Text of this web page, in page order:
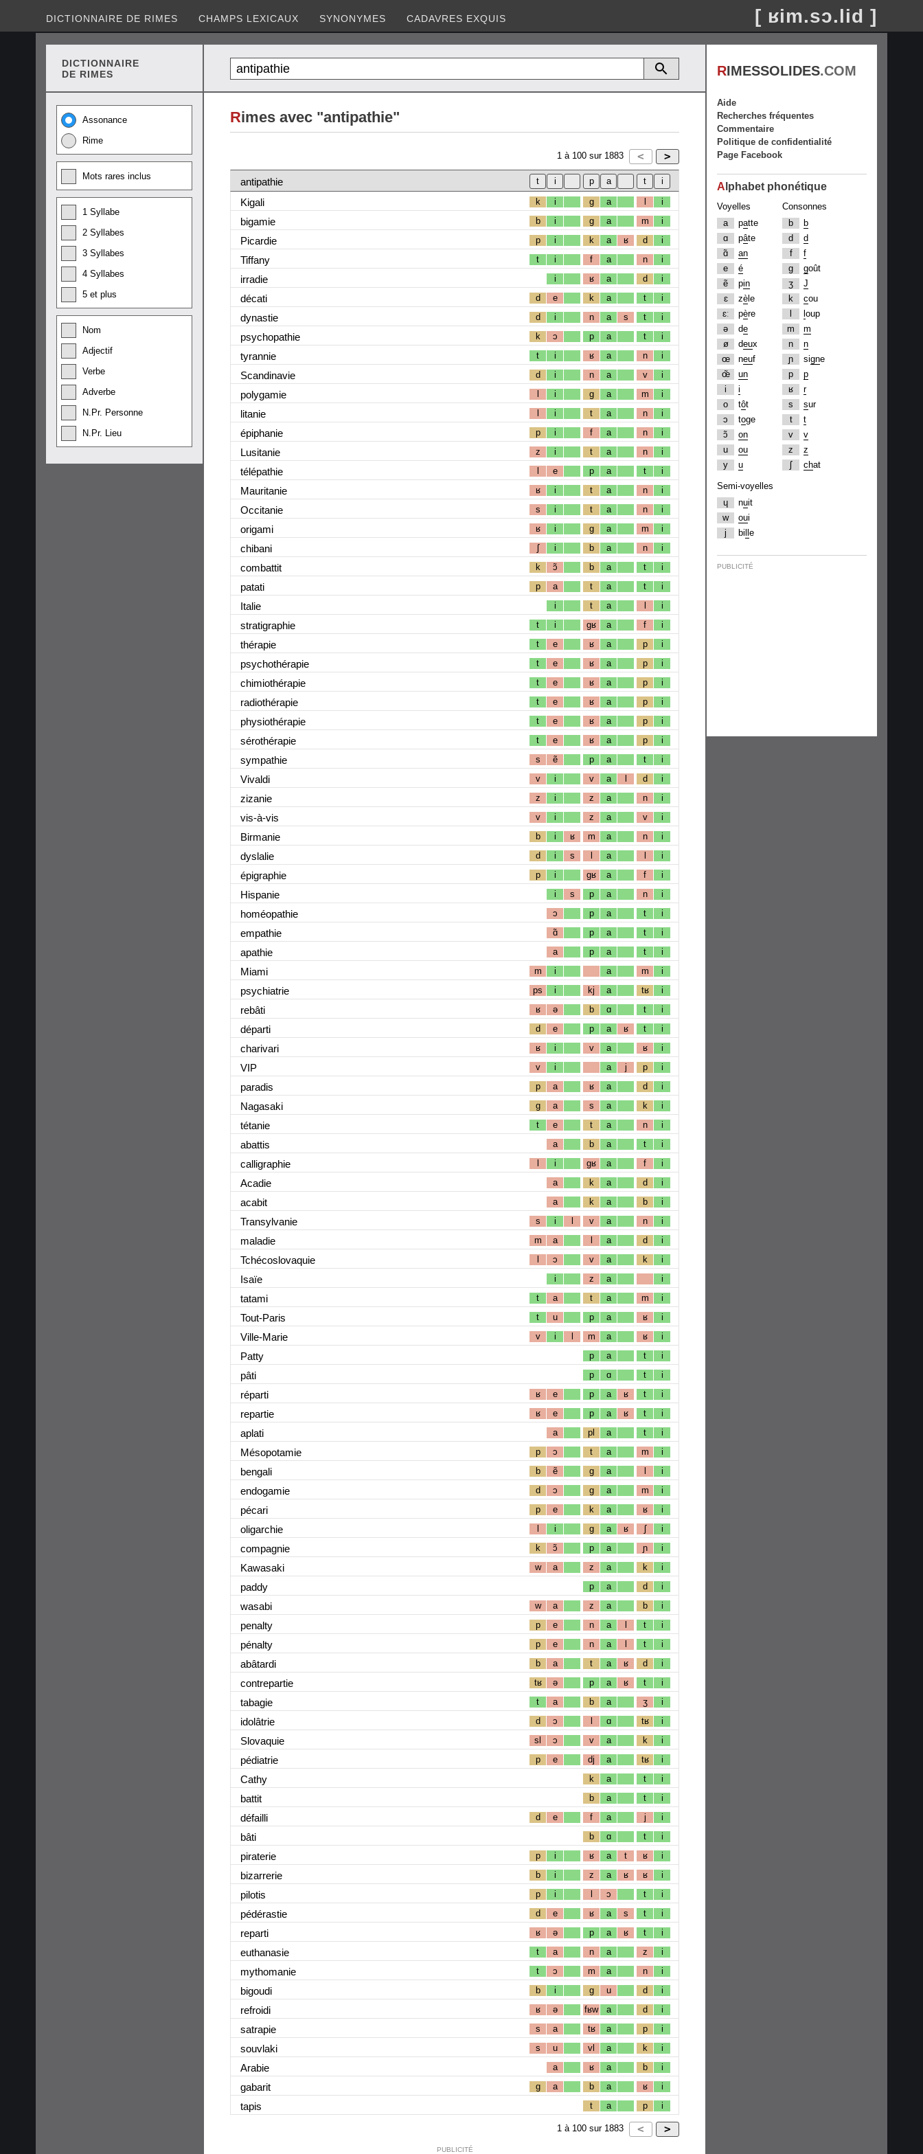
DICTIONNAIRE DE RIMES CHAMPS LEXICAUX SYNONYMES CADAVRES EXQUIS [ ʁim.sɔ.lid ]
DICTIONNAIRE
DE RIMES
Assonance
Rime
Mots rares inclus
1 Syllabe
2 Syllabes
3 Syllabes
4 Syllabes
5 et plus
Nom
Adjectif
Verbe
Adverbe
N.Pr. Personne
N.Pr. Lieu
Rimes avec "antipathie"
1 à 100 sur 1883
antipathie
Kigali
k i g a l i
bigamie b i g a m i
Picardie p i k a ʁ d i
Tiffany t i f a n i
irradie i ʁ a d i
décati d e k a t i
dynastie d i n a s t i
psychopathie k ɔ p a t i
tyrannie t i ʁ a n i
Scandinavie d i n a v i
polygamie l i g a m i
litanie l i t a n i
épiphanie p i f a n i
Lusitanie z i t a n i
télépathie l e p a t i
Mauritanie ʁ i t a n i
Occitanie s i t a n i
origami ʁ i g a m i
chibani ʃ i b a n i
combattit k ɔ̃ b a t i
patati p a t a t i
Italie i t a l i
stratigraphie t i gʁ a f i
thérapie t e ʁ a p i
psychothérapie t e ʁ a p i
chimiothérapie t e ʁ a p i
radiothérapie t e ʁ a p i
physiothérapie t e ʁ a p i
sérothérapie t e ʁ a p i
sympathie s ẽ p a t i
Vivaldi v i v a l d i
zizanie z i z a n i
vis-à-vis v i z a v i
Birmanie b i ʁ m a n i
dyslalie d i s l a l i
épigraphie p i gʁ a f i
Hispanie i s p a n i
homéopathie ɔ p a t i
empathie ɑ̃ p a t i
apathie a p a t i
Miami m i a m i
psychiatrie ps i kj a tʁ i
rebâti ʁ ə b ɑ t i
départi d e p a ʁ t i
charivari ʁ i v a ʁ i
VIP v i a j p i
paradis p a ʁ a d i
Nagasaki g a s a k i
tétanie t e t a n i
abattis a b a t i
calligraphie l i gʁ a f i
Acadie a k a d i
acabit a k a b i
Transylvanie s i l v a n i
maladie m a l a d i
Tchécoslovaquie l ɔ v a k i
Isaïe i z a i
tatami t a t a m i
Tout-Paris t u p a ʁ i
Ville-Marie v i l m a ʁ i
Patty p a t i
pâti p ɑ t i
réparti ʁ e p a ʁ t i
repartie ʁ e p a ʁ t i
aplati a pl a t i
Mésopotamie p ɔ t a m i
bengali b ẽ g a l i
endogamie d ɔ g a m i
pécari p e k a ʁ i
oligarchie l i g a ʁ ʃ i
compagnie k ɔ̃ p a ɲ i
Kawasaki w a z a k i
paddy p a d i
wasabi w a z a b i
penalty p e n a l t i
pénalty p e n a l t i
abâtardi b a t a ʁ d i
contrepartie tʁ ə p a ʁ t i
tabagie t a b a ʒ i
idolâtrie d ɔ l ɑ tʁ i
Slovaquie sl ɔ v a k i
pédiatrie p e dj a tʁ i
Cathy k a t i
battit b a t i
défailli d e f a j i
bâti b ɑ t i
piraterie p i ʁ a t ʁ i
bizarrerie b i z a ʁ ʁ i
pilotis p i l ɔ t i
pédérastie d e ʁ a s t i
reparti ʁ ə p a ʁ t i
euthanasie t a n a z i
mythomanie t ɔ m a n i
bigoudi b i g u d i
refroidi ʁ ə fʁw a d i
satrapie s a tʁ a p i
souvlaki s u vl a k i
Arabie a ʁ a b i
gabarit g a b a ʁ i
tapis t a p i
1 à 100 sur 1883
PUBLICITÉ
RIMESSOLIDES.COM
Aide
Recherches fréquentes
Commentaire
Politique de confidentialité
Page Facebook
A lphabet phonétique
Voyelles
a
patte
ɑ
pâte
ɑ̃
an
e
é
ẽ
pin
ɛ
zè le
ɛː
père
ə
de
ø
deux
œ
neuf
œ̃
un
i
i
o
tôt
ɔ
toge
ɔ̃
on
u
ou
y
u
Consonnes
b
b
d
d
f
f
g
goût
ʒ
J
k
cou
oup
m
m
n
n
ɲ
signe
p
p
ʁ
r
s
sur
t
t
v
v
z
z
ʃ
chat
Semi-voyelles
ɥ
nuit
w
oui
j
bi e
PUBLICITÉ